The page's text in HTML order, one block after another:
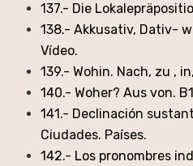
137.- Die
138.- Akkusativ, Dativ-
Vídeo.
139.- Wohin. Nach, zu ,
140.- Woher? Aus von.
141.- Declinación
Ciudades. Países.
142.- Los pronombres